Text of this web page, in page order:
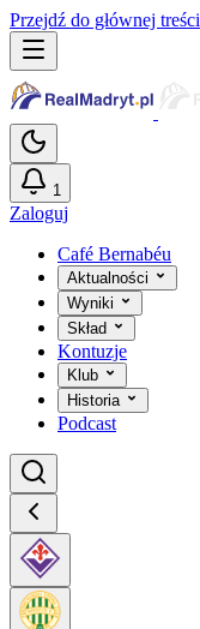
Przejdź do głównej treści
1
Zaloguj
Café Bernabéu
Aktualności
Wyniki
Skład
Kontuzje
Klub
Historia
Podcast